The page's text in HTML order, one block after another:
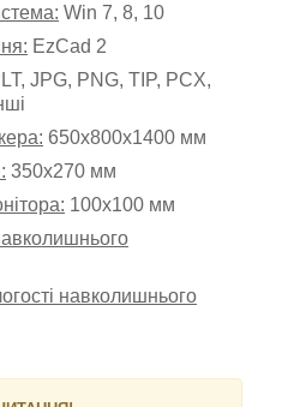
Win 7, 8, 10
EzCad 2
JPG, PNG, TIP, PCX,
650х800х1400 мм
350х270 мм
100х100 мм
навколишнього